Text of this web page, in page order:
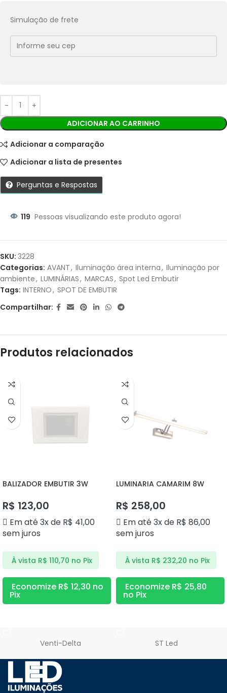
Ao finalizar sua compra você receberá os detalhes para
realizar o pagamento.
Parcelas:
JUROS
Simulação de frete
ADICIONAR AO CARRINHO
Adicionar a comparação
Adicionar a lista de presentes
Perguntas e Respostas
119 Pessoas visualizando este produto agora!
SKU: 3228
Categorias: AVANT, Iluminação área interna, Iluminação por
ambiente, LUMINÁRIAS, MARCAS, Spot Led Embutir
Tags: INTERNO, SPOT DE EMBUTIR
Compartilhar:
Produtos relacionados
BALIZADOR EMBUTIR 3W
R$ 123,00
Em até 3x de R$ 41,00
sem juros
À vista R$ 110,70 no Pix
Economize R$ 12,30 no
Pix
LUMINARIA CAMARIM 8W
R$ 258,00
Em até 3x de R$ 86,00
sem juros
À vista R$ 232,20 no Pix
Economize R$ 25,80
no Pix
Venti-Delta ST Led